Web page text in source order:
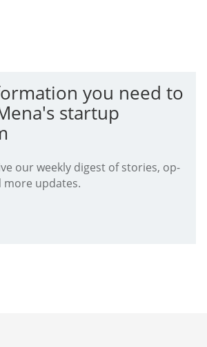
you need to
startup
our weekly digest of stories, op-
more updates.